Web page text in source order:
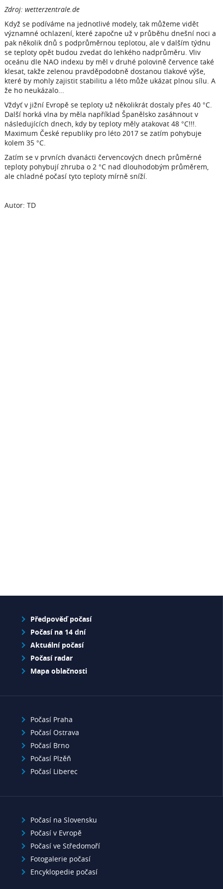
Zdroj: wetterzentrale.de
Když se podíváme na jednotlivé modely, tak můžeme vidět
významné ochlazení, které započne už v průběhu dnešní noci a
pak několik dnů s podprůměrnou teplotou, ale v dalším týdnu
se teploty opět budou zvedat do lehkého nadprůměru. Vliv
oceánu dle NAO indexu by měl v druhé polovině července také
klesat, takže zelenou pravděpodobně dostanou tlakové výše,
které by mohly zajistit stabilitu a léto může ukázat plnou sílu. A
že ho neukázalo...
Vždyť v jižní Evropě se teploty už několikrát dostaly přes 40 °C.
Další horká vlna by měla například Španělsko zasáhnout v
následujících dnech, kdy by teploty měly atakovat 48 °C!!!.
Maximum České republiky pro léto 2017 se zatím pohybuje
kolem 35 °C.
Zatím se v prvních dvanácti červencových dnech průměrné
teploty pohybují zhruba o 2 °C nad dlouhodobým průměrem,
ale chladné počasí tyto teploty mírně sníží.
Autor: TD
Předpověď počasí
Počasí na 14 dní
Aktuální počasí
Počasí radar
Mapa oblačnosti
Počasí Praha
Počasí Ostrava
Počasí Brno
Počasí Plzěň
Počasí Liberec
Počasí na Slovensku
Počasí v Evropě
Počasí ve Středomoří
Fotogalerie počasí
Encyklopedie počasí